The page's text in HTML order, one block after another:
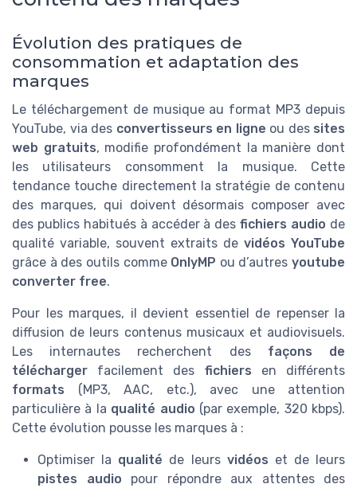
Évolution des pratiques de
consommation et adaptation des
marques
Le téléchargement de musique au format MP3 depuis
YouTube, via des convertisseurs en ligne ou des sites
web gratuits, modifie profondément la manière dont
les utilisateurs consomment la musique. Cette
tendance touche directement la stratégie de contenu
des marques, qui doivent désormais composer avec
des publics habitués à accéder à desfichiers audio de
qualité variable, souvent extraits de vidéos YouTube
grâce à des outils comme OnlyMP ou d’autres youtube
converter free.
Pour les marques, il devient essentiel de repenser la
diffusion de leurs contenus musicaux et audiovisuels.
Les internautes recherchent des façons de
télécharger facilement des fichiers en différents
formats (MP3, AAC, etc.), avec une attention
particulière à la qualité audio (par exemple, 320 kbps).
Cette évolution pousse les marques à :
Optimiser la qualité de leurs vidéos et de leurs
pistes audio pour répondre aux attentes des